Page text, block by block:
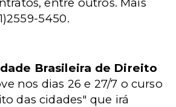
5450.
Brasileira de Direito
nos dias 26 e 27/7 o curso
das cidades" que irá